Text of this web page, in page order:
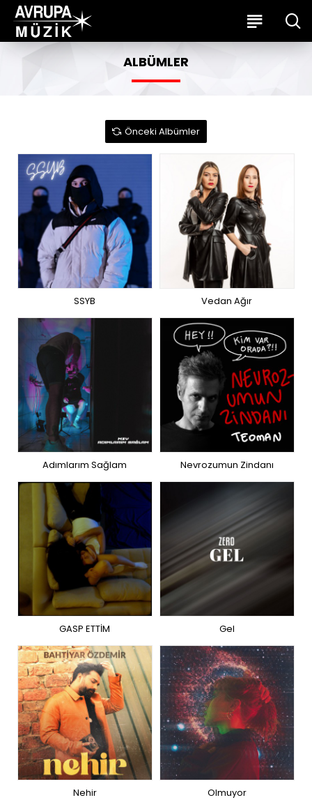
ALBÜMLER
Önceki Albümler
SSYB Vedan Ağır
Adımlarım Sağlam Nevrozumun Zindanı
GASP ETTİM Gel
Nehir Olmuyor